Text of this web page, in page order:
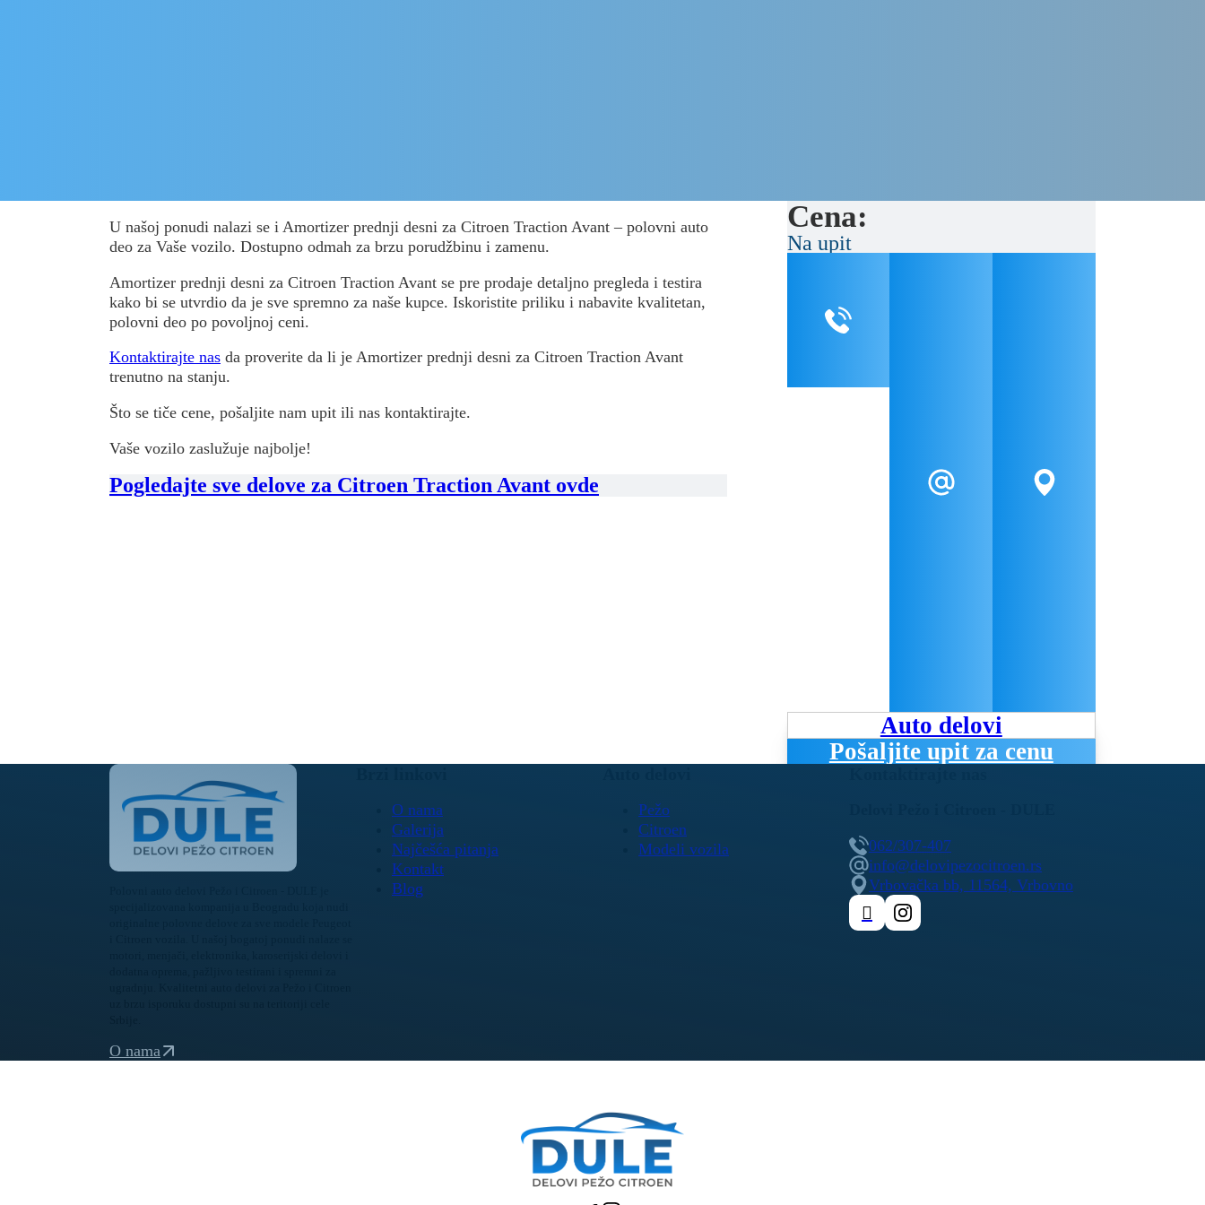
U našoj ponudi nalazi se i Amortizer prednji desni za Citroen Traction Avant – polovni auto
deo za Vaše vozilo. Dostupno odmah za brzu porudžbinu i zamenu.
Amortizer prednji desni za Citroen Traction Avant se pre prodaje detaljno pregleda i testira
kako bi se utvrdio da je sve spremno za naše kupce. Iskoristite priliku i nabavite kvalitetan,
polovni deo po povoljnoj ceni.
Kontaktirajte nas da proverite da li je Amortizer prednji desni za Citroen Traction Avant
trenutno na stanju.
Što se tiče cene, pošaljite nam upit ili nas kontaktirajte.
Vaše vozilo zaslužuje najbolje!
Pogledajte sve delove za Citroen Traction Avant ovde
Cena:
Na upit
Auto delovi
Pošaljite upit za cenu
O nama
O nama
Galerija
Najčešća pitanja
Kontakt
Blog
Pežo
Citroen
Modeli vozila
062/307-407
info@delovipezocitroen.rs
Vrbovačka bb, 11564, Vrbovno